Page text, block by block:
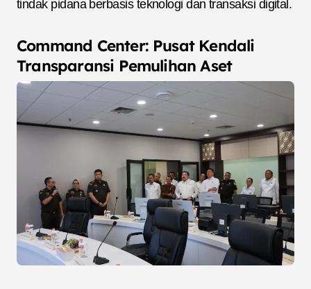
tindak pidana berbasis teknologi dan transaksi digital.
Command Center: Pusat Kendali
Transparansi Pemulihan Aset